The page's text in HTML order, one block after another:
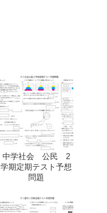
中学社会 公民 2
学期定期テスト予想
問題